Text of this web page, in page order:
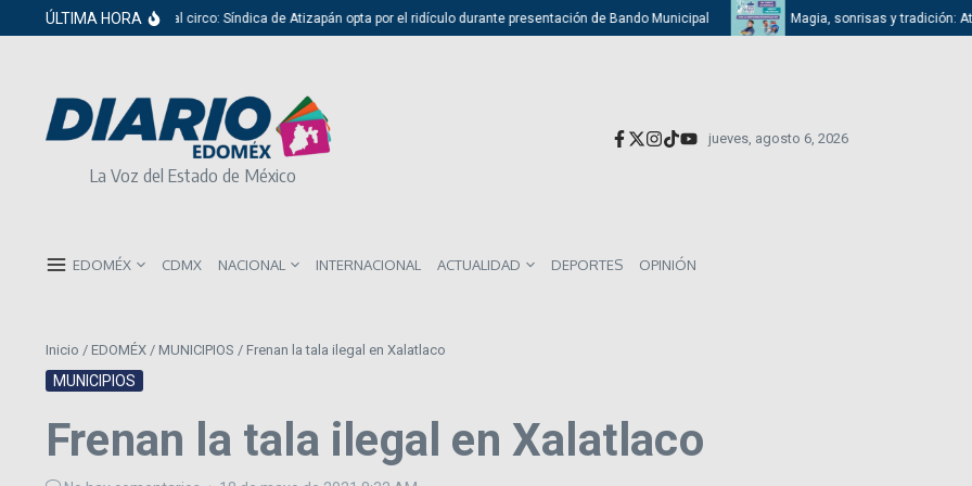
Saltar al contenido
ÚLTIMA HORA
Del cabildo al circo: Síndica de Atizapán opta por el ridículo durante presentación de Bando Municipal Magia, sonrisas y tradición:
La Voz del Estado de México
jueves, agosto 6, 2026
EDOMÉX CDMX NACIONAL INTERNACIONAL ACTUALIDAD DEPORTES OPINIÓN
Inicio / EDOMÉX / MUNICIPIOS / Frenan la tala ilegal en Xalatlaco
MUNICIPIOS
Frenan la tala ilegal en Xalatlaco